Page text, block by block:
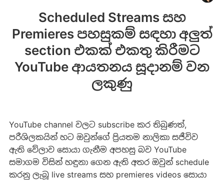
Scheduled Streams සහ
Premieres පහසුකම් සඳහා අලුත්
section එකක් එකතු කිරීමට
YouTube ආයතනය සූදානම් වන
ලකුණු
YouTube channel වලට subscribe කර තිබුණත්,
පරීශිලකයින් හට ඔවුන්ගේ ප්‍රියතම නාලිකා සජීවිව
ඇති වේලාව සොයා ගැනීම අපහසු බව YouTube
සමාගම විසින් හඳුනා ගෙන ඇති අතර ඔවුන් schedule
කරනු ලැබූ live streams සහ premieres videos සොයා